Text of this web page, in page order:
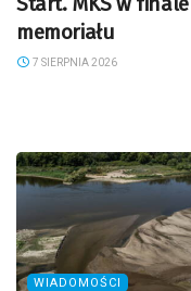
memoriału
7 SIERPNIA 2026
WIADOMOŚCI